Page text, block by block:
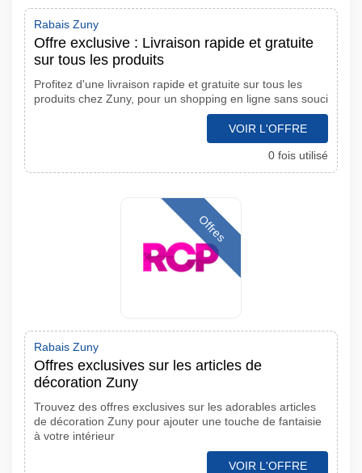
Rabais Zuny
Offre exclusive : Livraison rapide et gratuite
sur tous les produits
Profitez d'une livraison rapide et gratuite sur tous les
produits chez Zuny, pour un shopping en ligne sans souci
VOIR L'OFFRE
0 fois utilisé
Offres
Rabais Zuny
Offres exclusives sur les articles de
décoration Zuny
Trouvez des offres exclusives sur les adorables articles
de décoration Zuny pour ajouter une touche de fantaisie
à votre intérieur
VOIR L'OFFRE